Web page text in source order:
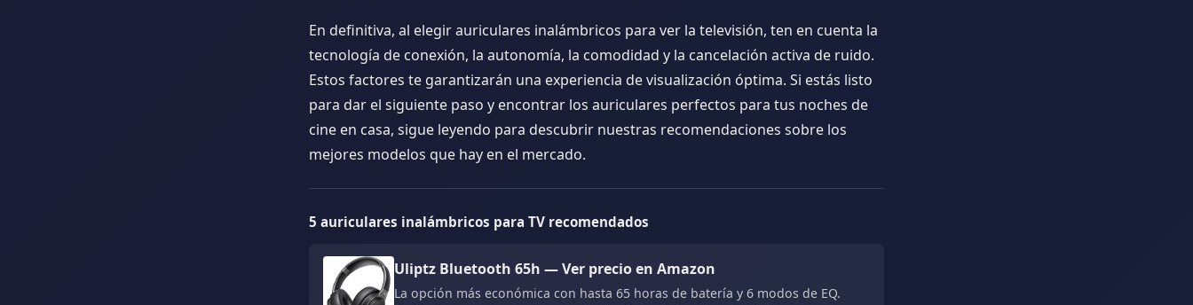
En definitiva, al elegir auriculares inalámbricos para ver la televisión, ten en cuenta la
tecnología de conexión, la autonomía, la comodidad y la cancelación activa de ruido.
Estos factores te garantizarán una experiencia de visualización óptima. Si estás listo
para dar el siguiente paso y encontrar los auriculares perfectos para tus noches de
cine en casa, sigue leyendo para descubrir nuestras recomendaciones sobre los
mejores modelos que hay en el mercado.
5 auriculares inalámbricos para TV recomendados
Uliptz Bluetooth 65h — Ver precio en Amazon
La opción más económica con hasta 65 horas de batería y 6 modos de EQ.